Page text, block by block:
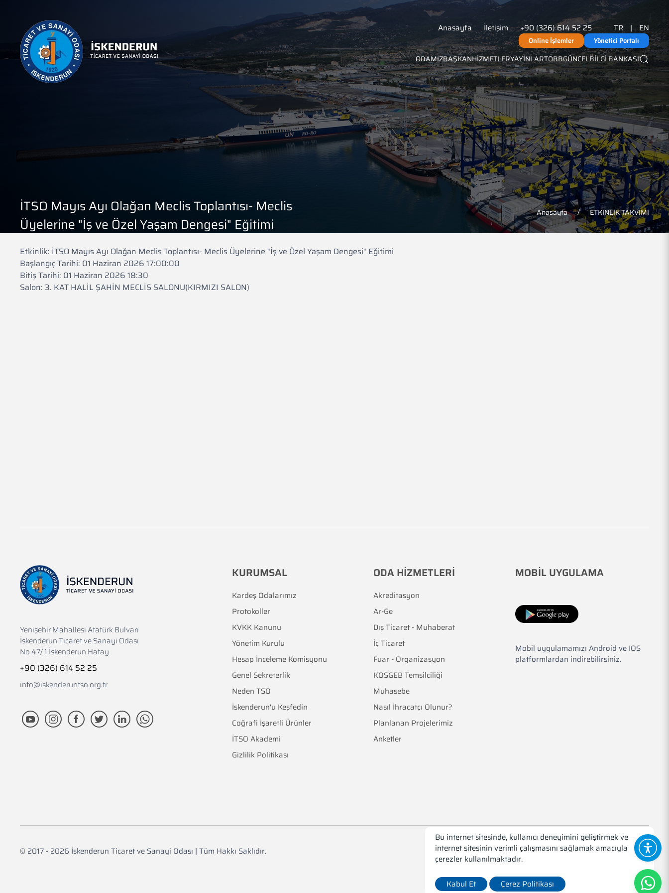
Anasayfa İletişim +90 (326) 614 52 25 TR | EN
Online İşlemler Yönetici Portalı
ODAMIZBAŞKANHİZMETLERYAYINLARTOBBGÜNCELBİLGİ BANKASI
İTSO Mayıs Ayı Olağan Meclis Toplantısı- Meclis
Üyelerine "İş ve Özel Yaşam Dengesi" Eğitimi
Anasayfa ETKİNLİK TAKVİMİ
Etkinlik: İTSO Mayıs Ayı Olağan Meclis Toplantısı- Meclis Üyelerine "İş ve Özel Yaşam Dengesi" Eğitimi
Başlangıç Tarihi: 01 Haziran 2026 17:00:00
Bitiş Tarihi: 01 Haziran 2026 18:30
Salon: 3. KAT HALİL ŞAHİN MECLİS SALONU(KIRMIZI SALON)
Yenişehir Mahallesi Atatürk Bulvarı
İskenderun Ticaret ve Sanayi Odası
No 47/ 1 İskenderun Hatay
+90 (326) 614 52 25
info@iskenderuntso.org.tr
KURUMSAL
Kardeş Odalarımız
Protokoller
KVKK Kanunu
Yönetim Kurulu
Hesap İnceleme Komisyonu
Genel Sekreterlik
Neden TSO
İskenderun'u Keşfedin
Coğrafi İşaretli Ürünler
İTSO Akademi
Gizlilik Politikası
ODA HİZMETLERİ
Akreditasyon
Ar-Ge
Dış Ticaret - Muhaberat
İç Ticaret
Fuar - Organizasyon
KOSGEB Temsilciliği
Muhasebe
Nasıl İhracatçı Olunur?
Planlanan Projelerimiz
Anketler
MOBİL UYGULAMA
Mobil uygulamamızı Android ve IOS
platformlardan indirebilirsiniz.
© 2017 - 2026 İskenderun Ticaret ve Sanayi Odası | Tüm Hakkı Saklıdır. Web TasarımMedyatör İnteraktif
Bu internet sitesinde, kullanıcı deneyimini geliştirmek ve
internet sitesinin verimli çalışmasını sağlamak amacıyla
çerezler kullanılmaktadır.
Kabul Et Çerez Politikası